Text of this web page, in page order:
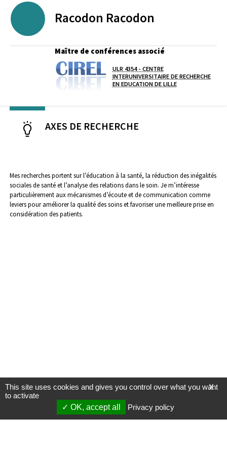
Racodon Racodon
Maître de conférences associé
Laboratoire / équipe
ULR 4354 - CENTRE
INTERUNIVERSITAIRE DE RECHERCHE
EN EDUCATION DE LILLE
AXES DE RECHERCHE
Mes recherches portent sur l’éducation à la santé, la réduction des inégalités
sociales de santé et l’analyse des relations dans le soin. Je m’intéresse
particulièrement aux mécanismes d’écoute et de communication comme
leviers pour améliorer la qualité des soins et favoriser une meilleure prise en
considération des patients.
X
This site uses cookies and gives you control over what you want
to activate
OK, accept all
Privacy policy